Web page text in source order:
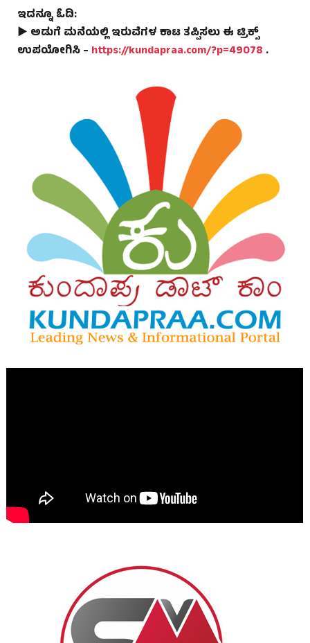
ಇದನ್ನೂ ಓದಿ:
► ಅಡುಗೆ ಮನೆಯಲ್ಲಿ ಇರುವೆಗಳ ಕಾಟ ತಪ್ಪಿಸಲು ಈ ಟ್ರಿಕ್ಸ್
ಉಪಯೋಗಿಸಿ – https://kundapraa.com/?p=49078 .